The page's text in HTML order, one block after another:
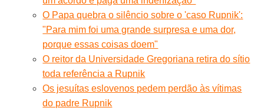
O Papa quebra o silêncio sobre o 'caso Rupnik':
"Para mim foi uma grande surpresa e uma dor,
porque essas coisas doem"
O reitor da Universidade Gregoriana retira do sítio
toda referência a Rupnik
Os jesuítas eslovenos pedem perdão às vítimas
do padre Rupnik